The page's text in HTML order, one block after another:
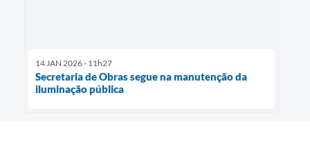
14 JAN 2026 - 11h27
Secretaria de Obras segue na manutenção da
iluminação pública